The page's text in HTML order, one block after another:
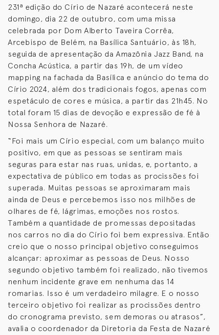
231ª edição do Círio de Nazaré acontecerá neste
domingo, dia 22 de outubro, com uma missa
celebrada por Dom Alberto Taveira Corrêa,
Arcebispo de Belém, na Basílica Santuário, às 18h,
seguida de apresentação da Amazônia Jazz Band, na
Concha Acústica, a partir das 19h, de um vídeo
mapping na fachada da Basílica e anúncio do tema do
Círio 2024, além dos tradicionais fogos, apenas com
espetáculo de cores e música, a partir das 21h45. No
total foram 15 dias de devoção e expressão de fé à
Nossa Senhora de Nazaré.
“Foi mais um Círio especial, com um balanço muito
positivo, em que as pessoas se sentiram mais
seguras para estar nas ruas, unidas, e, portanto, a
expectativa de público em todas as procissões foi
superada. Muitas pessoas se aproximaram mais
ainda de Deus e percebemos isso nos milhões de
olhares de fé, lágrimas, emoções nos rostos.
Também a quantidade de promessas depositadas
nos carros no dia do Círio foi bem expressiva. Então
creio que o nosso principal objetivo conseguimos
alcançar: aproximar as pessoas de Deus. Nosso
segundo objetivo também foi realizado, não tivemos
nenhum incidente grave em nenhuma das 14
romarias. Isso é um verdadeiro milagre. E o nosso
terceiro objetivo foi realizar as procissões dentro
do cronograma previsto, sem demoras ou atrasos”,
avalia o coordenador da Diretoria da Festa de Nazaré